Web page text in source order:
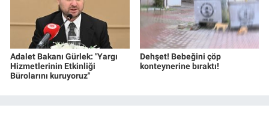
Adalet Bakanı Gürlek: "Yargı
Hizmetlerinin Etkinliği
Bürolarını kuruyoruz"
Dehşet! Bebeğini çöp
konteynerine bıraktı!